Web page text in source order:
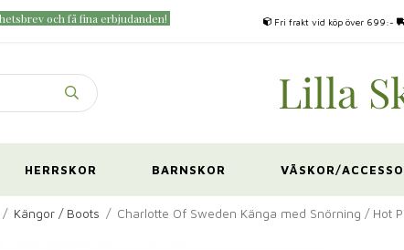
och få fina erbjudanden! Fri frakt vid köp över 699:-
HERRSKOR BARNSKOR VÄSKOR/
/ Kängor / Boots / Charlotte Of Sweden Känga med Snörning / Hot